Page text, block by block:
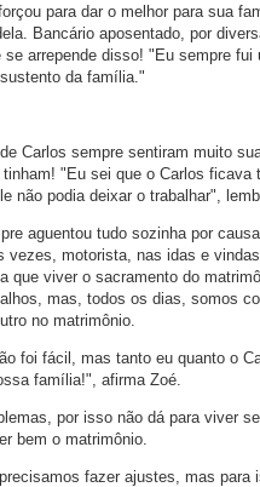
para dar o melhor para sua
Bancário aposentado, por
se arrepende disso! "Eu sempre
da família."
Carlos sempre sentiram muito
"Eu sei que o Carlos ficava
não podia deixar o trabalhar",
aguentou tudo sozinha por
vezes, motorista, nas idas e
que viver o sacramento do
mas, todos os dias, somos
no matrimônio.
foi fácil, mas tanto eu quanto o
família!", afirma Zoé.
por isso não dá para viver
bem o matrimônio.
fazer ajustes, mas para